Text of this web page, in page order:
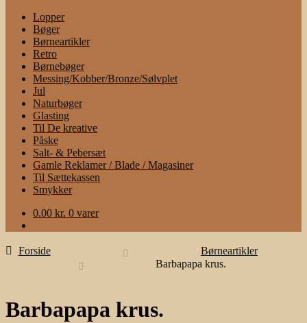
Lopper
Bøger
Børneartikler
Retro
Børnebøger
Messing/Kobber/Bronze/Sølvplet
Jul
Naturbøger
Glasting
Til De kreative
Påske
Salt- & Pebersæt
Gamle Reklamer / Blade / Magasiner
Til Sættekassen
Smykker
0.00 kr. 0 varer
Forside
Børneartikler
Barbapapa krus.
Barbapapa krus.